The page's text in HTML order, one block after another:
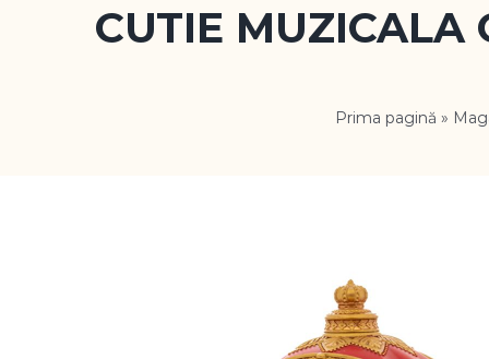
CUTIE MUZICALA
Prima pagină »